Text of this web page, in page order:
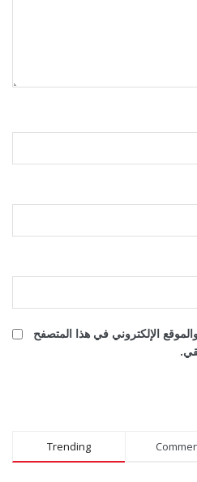
الإلكتروني في هذا المتصفح
Trending